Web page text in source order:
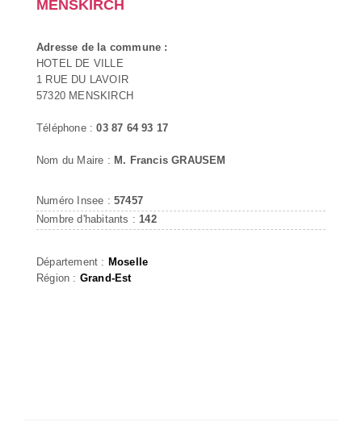
MENSKIRCH
Adresse de la commune :
HOTEL DE VILLE
1 RUE DU LAVOIR
57320 MENSKIRCH
Téléphone :03 87 64 93 17
Nom du Maire : M. Francis GRAUSEM
Numéro Insee : 57457
Nombre d'habitants : 142
Département : Moselle
Région : Grand-Est